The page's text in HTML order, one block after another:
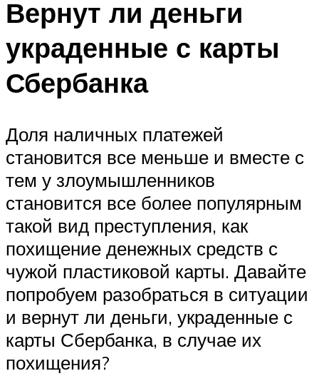
Вернут ли деньги
украденные с карты
Сбербанка
Доля наличных платежей
становится все меньше и вместе с
тем у злоумышленников
становится все более популярным
такой вид преступления, как
похищение денежных средств с
чужой пластиковой карты. Давайте
попробуем разобраться в ситуации
и вернут ли деньги, украденные с
карты Сбербанка, в случае их
похищения?